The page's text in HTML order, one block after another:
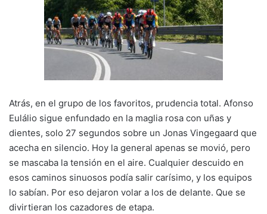
Atrás, en el grupo de los favoritos, prudencia total. Afonso
Eulálio sigue enfundado en la maglia rosa con uñas y
dientes, solo 27 segundos sobre un Jonas Vingegaard que
acecha en silencio. Hoy la general apenas se movió, pero
se mascaba la tensión en el aire. Cualquier descuido en
esos caminos sinuosos podía salir carísimo, y los equipos
lo sabían. Por eso dejaron volar a los de delante. Que se
divirtieran los cazadores de etapa.